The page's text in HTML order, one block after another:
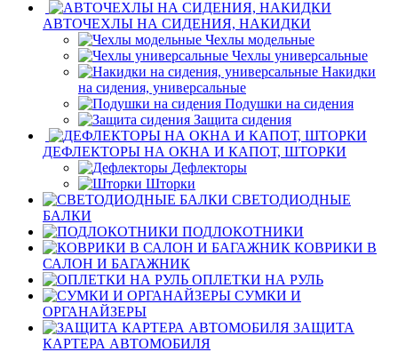
АВТОЧЕХЛЫ НА СИДЕНИЯ, НАКИДКИ
Чехлы модельные
Чехлы универсальные
Накидки
на сидения, универсальные
Подушки на сидения
Защита сидения
ДЕФЛЕКТОРЫ НА ОКНА И КАПОТ, ШТОРКИ
Дефлекторы
Шторки
СВЕТОДИОДНЫЕ
БАЛКИ
ПОДЛОКОТНИКИ
КОВРИКИ В
САЛОН И БАГАЖНИК
ОПЛЕТКИ НА РУЛЬ
СУМКИ И
ОРГАНАЙЗЕРЫ
ЗАЩИТА
КАРТЕРА АВТОМОБИЛЯ